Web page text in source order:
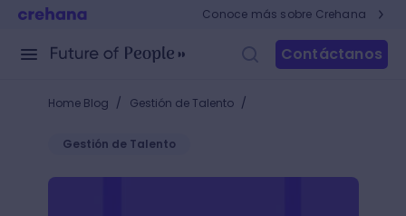
Conoce más sobre Crehana
Contáctanos
Home Blog / Gestión de Talento /
Gestión de Talento
Estrategia de adquisición de bienes y recursos: